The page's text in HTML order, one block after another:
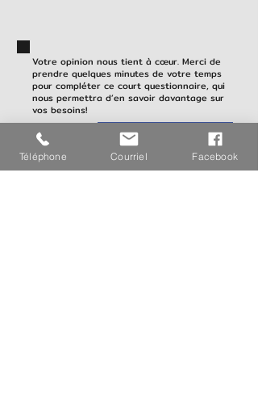
Votre opinion nous tient à cœur. Merci de
prendre quelques minutes de votre temps
pour compléter ce court questionnaire, qui
nous permettra d’en savoir davantage sur
vos besoins!
Sondage satisfaction clientèle
Téléphone Courriel Facebook